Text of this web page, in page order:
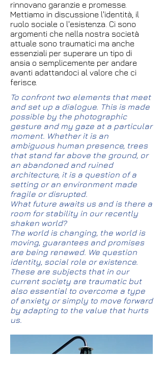
rinnovano garanzie e promesse.
Mettiamo in discussione l'identità, il
ruolo sociale o l'esistenza. Ci sono
argomenti che nella nostra società
attuale sono traumatici ma anche
essenziali per superare un tipo di
ansia o semplicemente per andare
avanti adattandoci al valore che ci
ferisce.
To confront two elements that meet
and set up a dialogue. This is made
possible by the photographic
gesture and my gaze at a particular
moment. Whether it is an
ambiguous human presence, trees
that stand far above the ground, or
an abandoned and ruined
architecture, it is a question of a
setting or an environment made
fragile or disrupted.
What future awaits us and is there a
room for stability in our recently
shaken world?
The world is changing, the world is
moving, guarantees and promises
are being renewed. We question
identity, social role or existence.
These are subjects that in our
current society are traumatic but
also essential to overcome a type
of anxiety or simply to move forward
by adapting to the value that hurts
us.